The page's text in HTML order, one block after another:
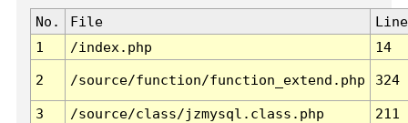
No. File
Line
1
/index.php 14
2 /source/function/function_extend.php 324
3 /source/class/jzmysql.class.php
211